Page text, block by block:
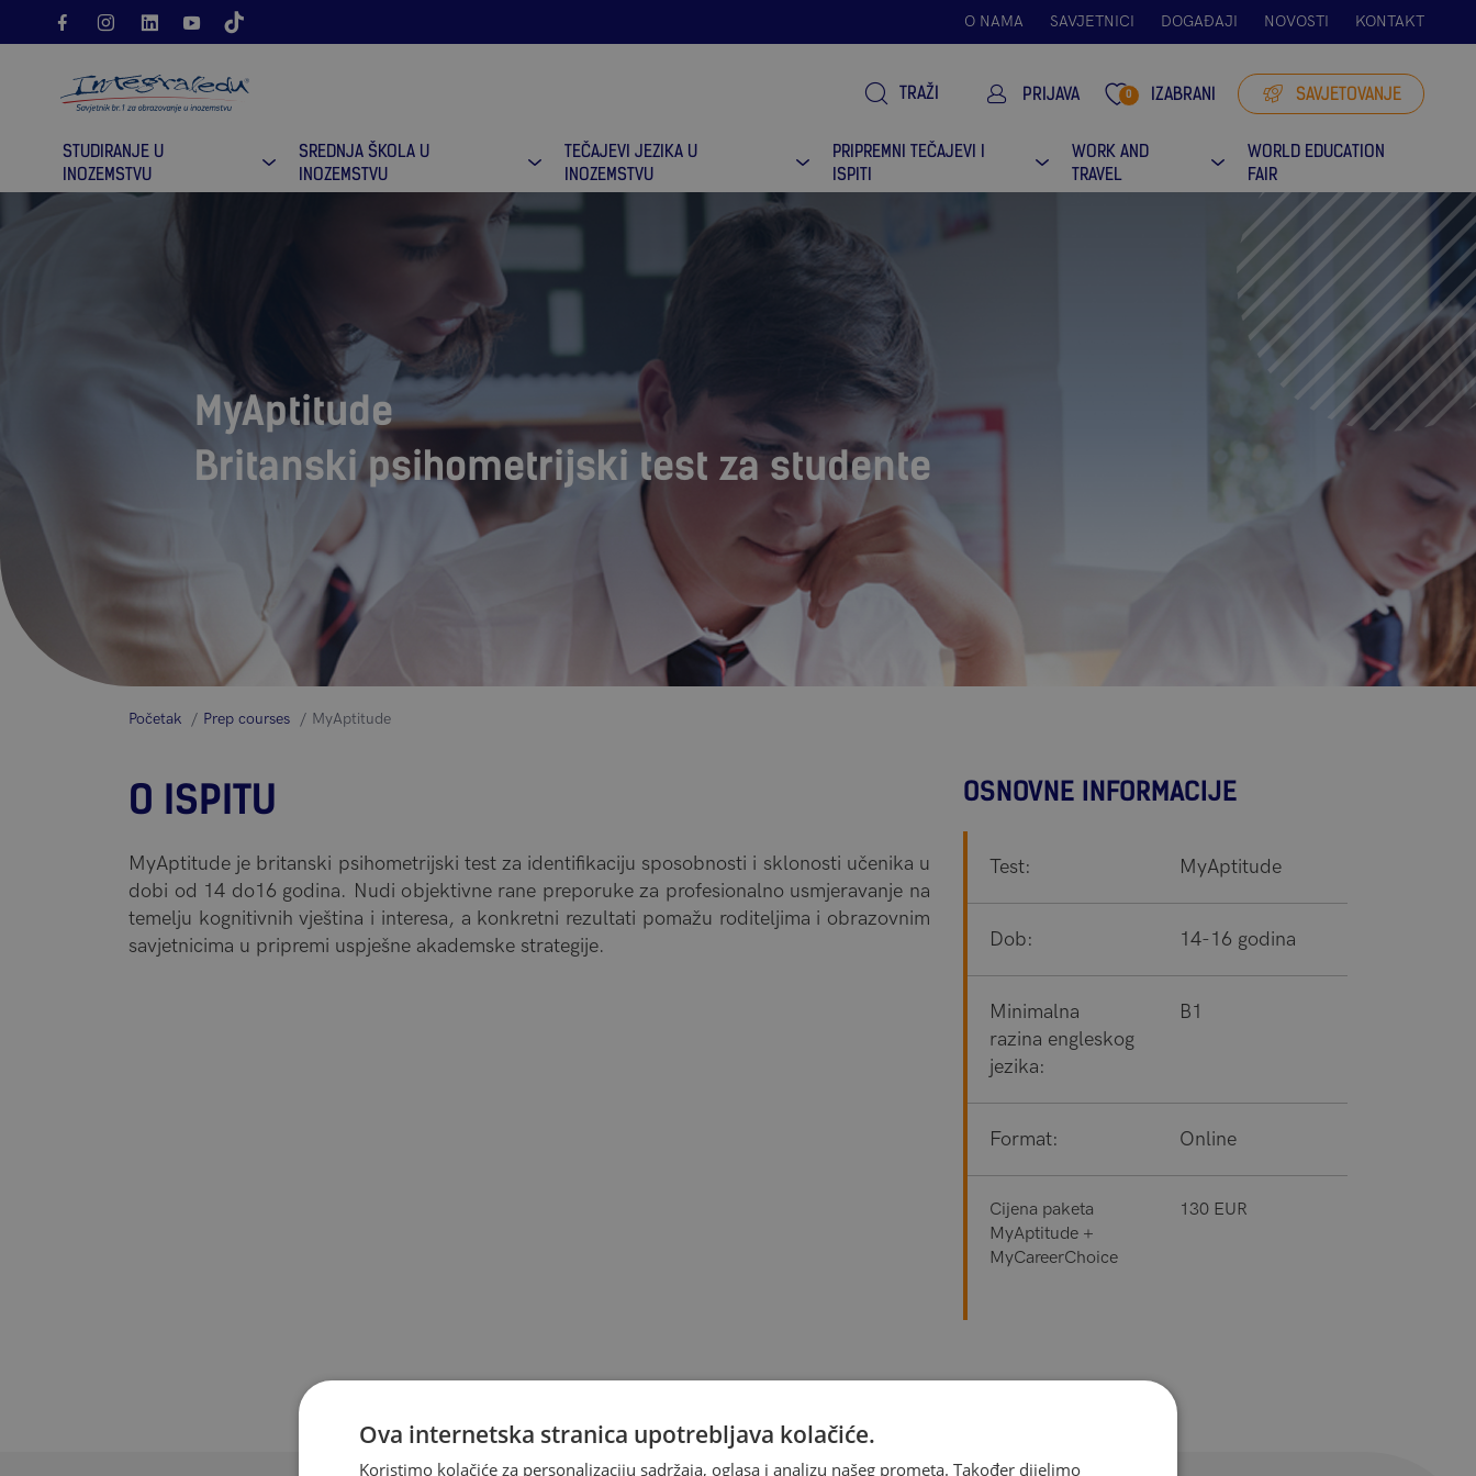
O NAMA SAVJETNICI DOGAĐAJI NOVOSTI KONTAKT
TRAŽI PRIJAVA 0 IZABRANI SAVJETOVANJE
STUDIRANJE U
INOZEMSTVU
SREDNJA ŠKOLA U
INOZEMSTVU
TEČAJEVI JEZIKA U
INOZEMSTVU
PRIPREMNI TEČAJEVI I
ISPITI
WORK AND
TRAVEL
WORLD EDUCATION
FAIR
MyAptitude
Britanski psihometrijski test za studente
Početak Prep courses MyAptitude
O ISPITU
MyAptitude je britanski psihometrijski test za identifikaciju sposobnosti i sklonosti učenika u
dobi od 14 do16 godina. Nudi objektivne rane preporuke za profesionalno usmjeravanje na
temelju kognitivnih vještina i interesa, a konkretni rezultati pomažu roditeljima i obrazovnim
savjetnicima u pripremi uspješne akademske strategije.
OSNOVNE INFORMACIJE
Test: MyAptitude
Dob: 14-16 godina
Minimalna
razina engleskog
jezika:
B1
Format: Online
Cijena paketa
MyAptitude +
MyCareerChoice
130 EUR
Ova internetska stranica upotrebljava kolačiće.
Koristimo kolačiće za personalizaciju sadržaja, oglasa i analizu našeg prometa. Također dijelimo